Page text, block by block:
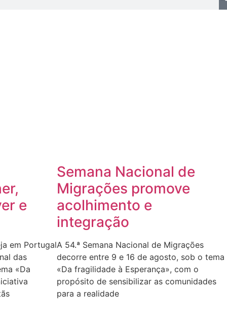
e
em Portugal
das
«Da
Semana Nacional de
Migrações promove
acolhimento e
integração
A 54.ª Semana Nacional de Migrações
decorre entre 9 e 16 de agosto, sob o tema
«Da fragilidade à Esperança», com o
propósito de sensibilizar as comunidades
para a realidade